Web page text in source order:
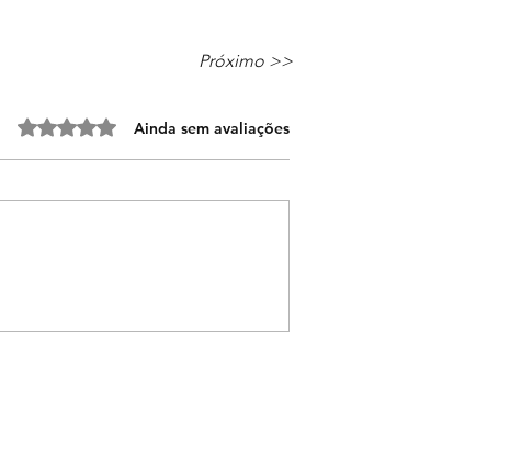
Próximo >>
Avaliado com 0 de 5 estrelas.Ainda sem avaliações